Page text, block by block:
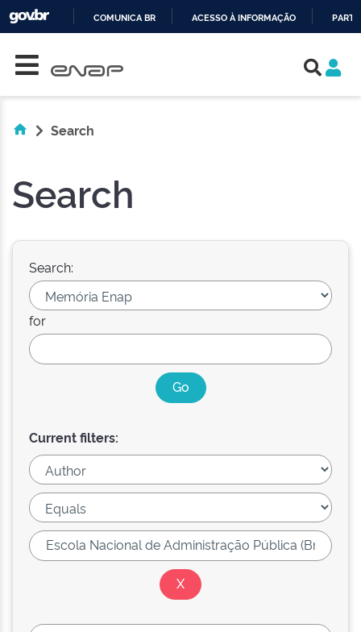
COMUNICA BR ACESSO À INFORMAÇÃO
Search
Search
Search:
for
Current filters: